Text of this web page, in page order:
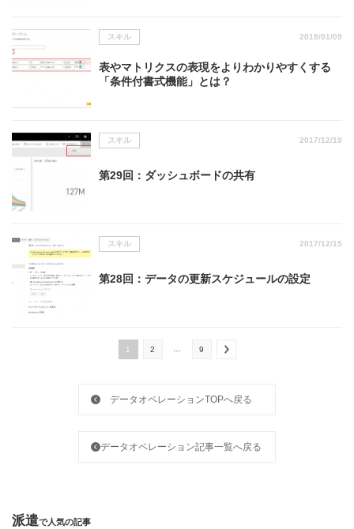
スキル 2018/01/09
表やマトリクスの表現をよりわかりやすくする
「条件付書式機能」とは？
スキル 2017/12/19
第29回：ダッシュボードの共有
スキル 2017/12/15
第28回：データの更新スケジュールの設定
1 2 9
データオペレーションTOPへ戻る
データオペレーション記事一覧へ戻る
派遣で人気の記事